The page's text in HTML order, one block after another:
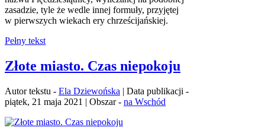
zasadzie, tyle że wedle innej formuły, przyjętej
w pierwszych wiekach ery chrześcijańskiej.
Pełny tekst
Złote miasto. Czas niepokoju
Autor tekstu - Ela Dziewońska | Data publikacji -
piątek, 21 maja 2021 | Obszar - na Wschód